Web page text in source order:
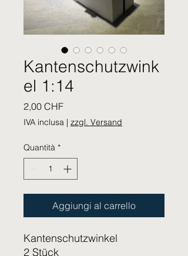
Kantenschutzwink
el 1:14
2,00 CHFPrezzo
IVA inclusa | zzgl. Versand
Quantità *
Aggiungi al carrello
Kantenschutzwinkel
2 Stück